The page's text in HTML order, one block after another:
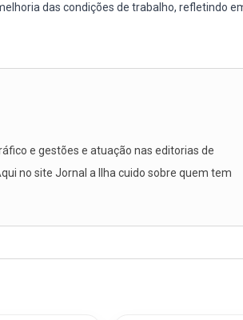
das condições de trabalho, refletindo
e gestões e atuação nas editorias de
no site Jornal a Ilha cuido sobre quem tem